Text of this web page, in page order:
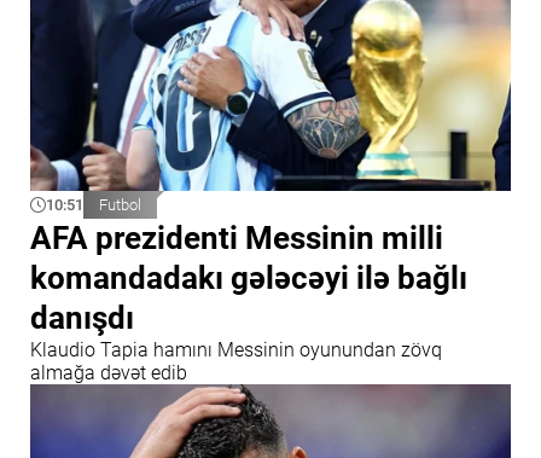
10:51 Futbol
AFA prezidenti Messinin milli
komandadakı gələcəyi ilə bağlı
danışdı
Klaudio Tapia hamını Messinin oyunundan zövq
almağa dəvət edib